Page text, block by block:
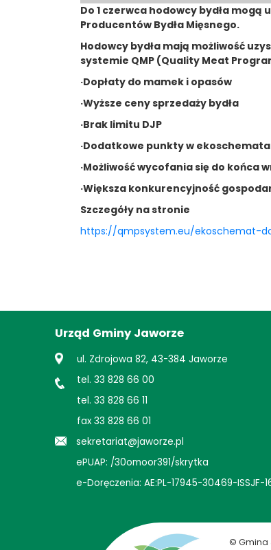
Do 1 czerwca hodowcy bydła
Producentów Bydła Mięsnego.
Hodowcy bydła mają możliwość
systemie QMP (Quality Meat
·Dopłaty do mamek i opasów
·Wyższe ceny sprzedaży bydła
·Brak limitu DJP
·Dodatkowe punkty w
·Możliwość wycofania się do końca
·Większa konkurencyjność
Szczegóły na stronie
https://qmpsystem.eu/ekoschemat-
Urząd Gminy Jaworze
ul. Zdrojowa 82, 43-384 Jaworze
tel. 33 828 66 00
tel. 33 828 66 11
fax 33 828 66 01
sekretariat@jaworze.pl
ePUAP: /30omoor391/skrytka
e-Doręczenia: AE:PL-17945-30469-ISSJF-
© Gmina